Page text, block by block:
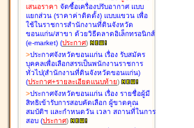
เสนอราคา จัดซื้อเครื่องปรับอากาศ แบบ
แยกส่วน (ราคาค่าติดตั้ง) แบบแขวน เพื่อ
ใช้ในราชการสำนักงานที่ดินจังหวัด
ขอนแก่น/สาขา ด้วยวิธีตลาดอิเล็กทรอนิกส์
(e-market) (ประกาศ)
>ประกาศจังหวัดขอนแก่น เรื่อง รับสมัคร
บุคคลเพื่อเลือกสรรเป็นพนักงานราชการ
ทั่วไป(สำนักงานที่ดินจังหวัดขอนแก่น)
(ประกาศ+รายละเอียดแนบท้าย)
>ประกาศจังหวัดขอนแก่น เรื่อง รายชื่อผู้มี
สิทธิเข้ารับการสอบคัดเลือก ผู้ขาดคุณ
สมบัติฯ และกำหนดวัน เวลา สถานที่ในการ
สอบ (ประกาศ)